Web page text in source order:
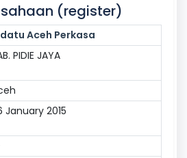
(register)
Aceh Perkasa
PIDIE JAYA
January 2015